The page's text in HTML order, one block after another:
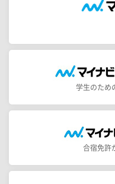
学生のため
合宿免許